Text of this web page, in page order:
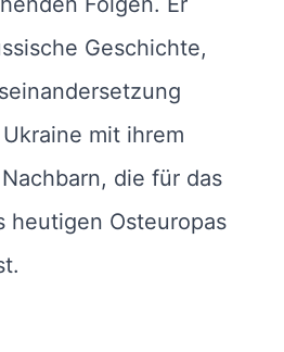
Geschichte,
mit ihrem
die für das
heutigen Osteuropas